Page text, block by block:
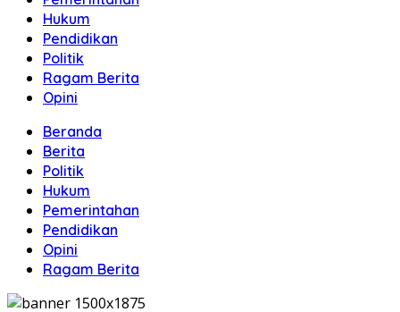
Hukum
Pendidikan
Politik
Ragam Berita
Opini
Beranda
Berita
Politik
Hukum
Pemerintahan
Pendidikan
Opini
Ragam Berita